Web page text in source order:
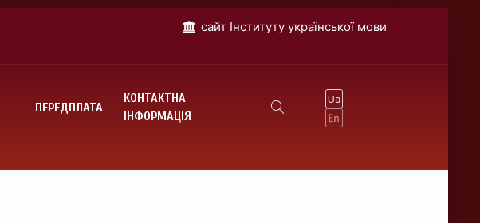
cайт Інституту української мови
ПЕРЕДПЛАТА
КОНТАКТНА
ІНФОРМАЦІЯ